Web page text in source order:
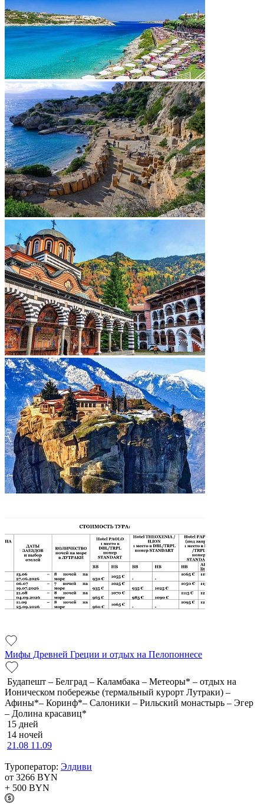
Мифы Древней Греции и отдых на Пелопоннесе
Будапешт – Белград – Каламбака – Метеоры* – отдых на
Ионическом побережье (термальный курорт Лутраки) –
Афины*– Коринф*– Салоники – Рильский монастырь – Эгер
– Долина красавиц*
15 дней
14 ночей
21.08 11.09
Туроператор: Элдиви
от 3266 BYN
+ 500 BYN